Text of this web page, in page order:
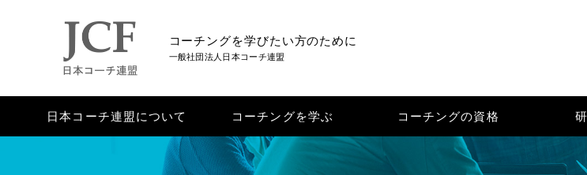
コーチングを学びたい方のために
一般社団法人日本コーチ連盟